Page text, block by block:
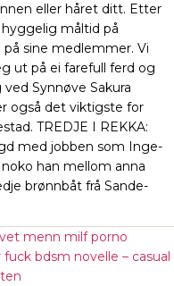
eller håret ditt. Etter
måltid på
sine medlemmer. Vi
ut på ei farefull ferd og
Synnøve Sakura
også det viktigste for
TREDJE I REKKA:
med jobben som Inge-
han mellom anna
brønnbåt frå Sande-
menn milf porno
bdsm novelle – casual